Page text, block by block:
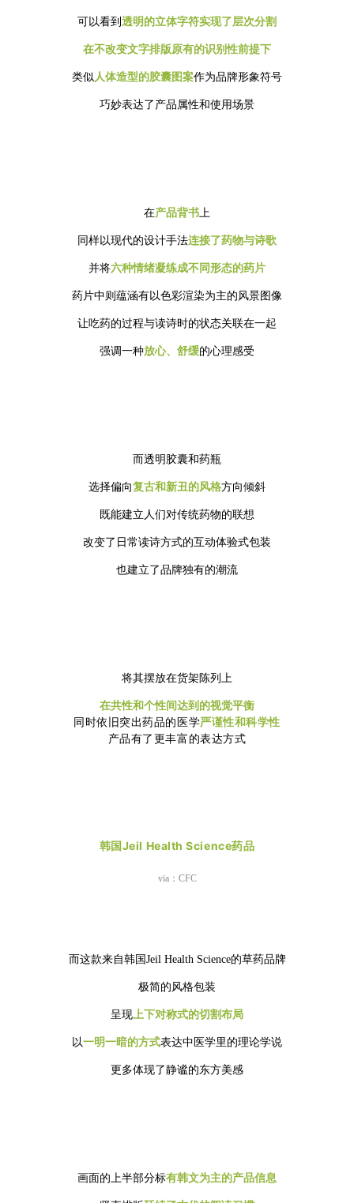
可以看到 透明的立体字符实现了层次分割
在不改变文字排版原有的识别性前提下
类似人体造型的胶囊图案作为品牌形象符号
巧妙表达了产品属性和使用场景
在产品背书上
同样以现代的设计手法连接了药物与诗歌
并将六种情绪凝练成不同形态的药片
药片中则蕴涵有以色彩渲染为主的风景图像
让吃药的过程与读诗时的状态关联在一起
强调一种放心、舒缓的心理感受
而透明胶囊和药瓶
选择偏向复古和新丑的风格方向倾斜
既能建立人们对传统药物的联想
改变了日常读诗方式的互动体验式包装
也建立了品牌独有的潮流
将其摆放在货架陈列上
在共性和个性间达到的视觉平衡
同时依旧突出药品的医学严谨性和科学性
产品有了更丰富的表达方式
韩国Jeil Health Science药品
via：CFC
而这款来自韩国Jeil Health Science的草药品牌
极简的风格包装
呈现上下对称式的切割布局
以一明一暗的方式表达中医学里的理论学说
更多体现了静谧的东方美感
画面的上半部分标有韩文为主的产品信息